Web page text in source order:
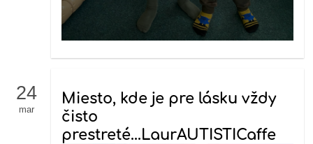
24
mar
Miesto, kde je pre lásku vždy
čisto
prestreté...LaurAUTISTICaffe